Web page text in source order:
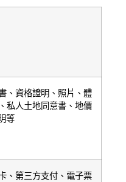
、資格證明、照片、體
私人土地同意書、地價
等
、第三方支付、電子票